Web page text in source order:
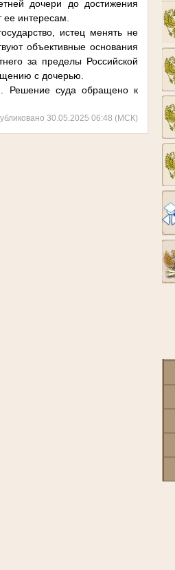
дочери до достижения
ее интересам.
истец менять не
объективные основания
за пределы Российской
с дочерью.
Решение суда обращено к
30.05.2025 06:48 (МСК)